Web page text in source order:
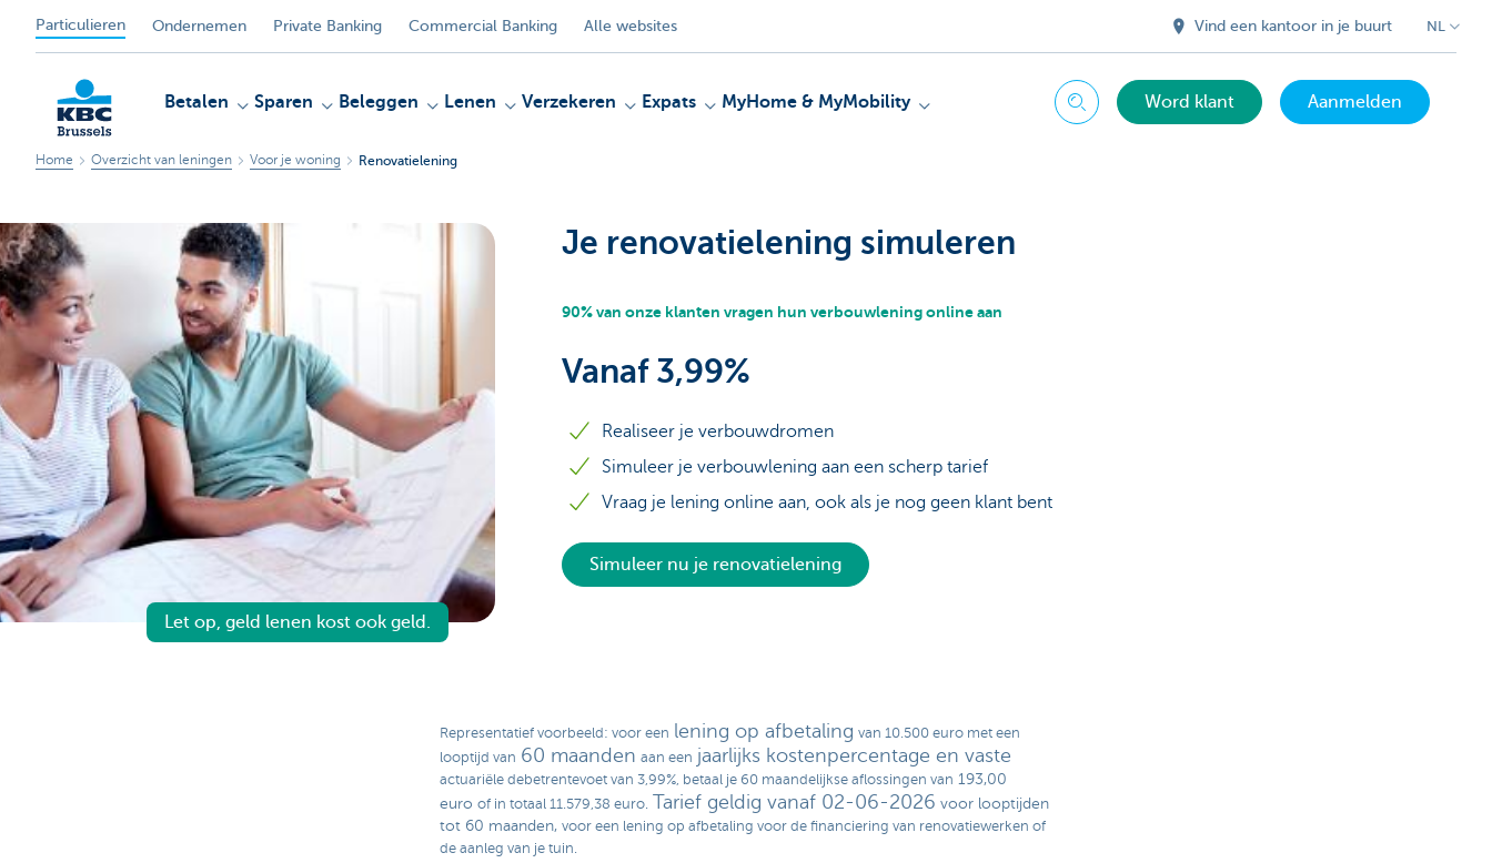
Particulieren Ondernemen Private Banking Commercial Banking Alle websites Vind een kantoor in je buurt NL
KBC
Brussels
Betalen Sparen Beleggen Lenen Verzekeren Expats MyHome & MyMobility Zoeken Word klant Aanmelden
Home Overzicht van leningen Voor je woning Renovatielening
Let op, geld lenen kost ook geld.
Je renovatielening simuleren
90% van onze klanten vragen hun verbouwlening online aan
Vanaf 3,99%
Realiseer je verbouwdromen
Simuleer je verbouwlening aan een scherp tarief
Vraag je lening online aan, ook als je nog geen klant bent
Simuleer nu je renovatielening
Representatief voorbeeld: voor een lening op afbetaling van 10.500 euro met een
looptijd van 60 maanden aan een jaarlijks kostenpercentage en vaste
actuariële debetrentevoet van 3,99%, betaal je 60 maandelijkse aflossingen van 193,00
euro of in totaal 11.579,38 euro. Tarief geldig vanaf 02-06-2026 voor looptijden
tot 60 maanden, voor een lening op afbetaling voor de financiering van renovatiewerken of
de aanleg van je tuin.